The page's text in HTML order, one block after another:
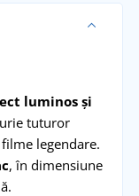
luminos și
tuturor
legendare.
, în dimensiune